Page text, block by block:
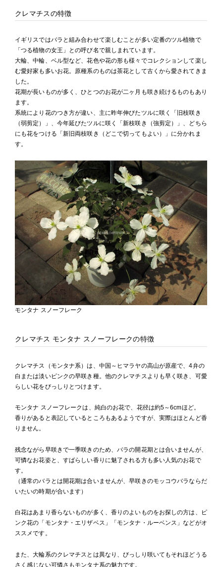
クレマチスの特徴
イギリスではバラと組み合わせて楽しむことが多い定番のツル植物で
「つる植物の女王」との呼び名で親しまれています。
大輪、中輪、ベル型など、花色や花の形も様々でコレクションして楽し
む愛好家も多いお花。原種系のものは茶花として古くから愛されてきま
した。
花期が長いものが多く、ひとつのお花が二ヶ月も咲き続けるものもあり
ます。
系統により花のつき方が違い、主に昨年伸びたツルに咲く「旧枝咲き
（弱剪定）」、今年延びたツルに咲く「新枝咲き（強剪定）」、どちら
にも花をつける「新旧両枝咲き（どこで切ってもよい）」に分かれま
す。
モンタナ スノーフレーク
クレマチス モンタナ スノーフレークの特徴
クレマチス（モンタナ系）は、中国～ヒマラヤの高山が原産で、4弁の
白または淡いピンクの早咲き種。他のクレマチスよりも早く咲き、可愛
らしい花をびっしりとつけます。
モンタナ スノーフレークは、純白のお花で、花径は約5～6cmほど。
香りがあると表記しているところもあるようですが、実際はほとんど香
りません。
残念ながら早咲きで一季咲きのため、バラの開花期とは合いませんが、
可憐なお花姿と、すばらしい香りに魅了される方も多い人気のお花で
す。
（通常のバラとは開花期は合いませんが、早咲きのモッコウバラならだ
いたいの時期が合います）
白花はあまり香らないものが多く、香りのよいものをお探しの方は、ピ
ンク花の「モンタナ・エリザベス」「モンタナ・ルーベンス」などがオ
ススメです。
また、大輪系のクレマチスとは異なり、びっしり咲いてもそれほどうる
さく感じない可憐さもモンタナ系の魅力です。